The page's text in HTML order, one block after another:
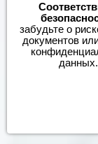
забудьте о
документов
данных.